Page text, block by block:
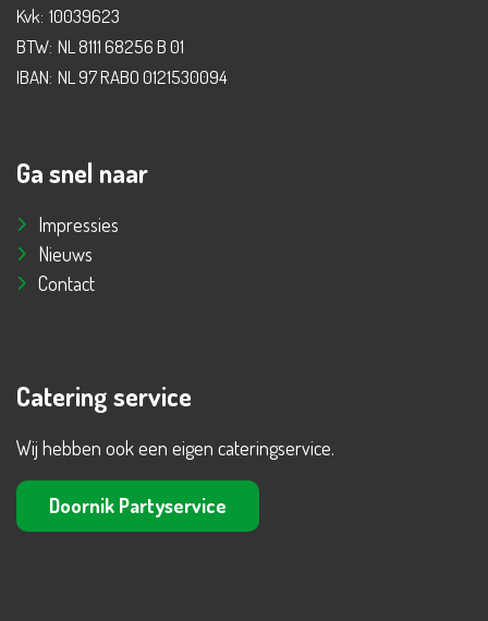
Kvk: 10039623
BTW: NL 8111 68256 B 01
IBAN: NL 97 RABO 0121530094
Ga snel naar
Impressies
Nieuws
Contact
Catering service
Wij hebben ook een eigen cateringservice.
Doornik Partyservice